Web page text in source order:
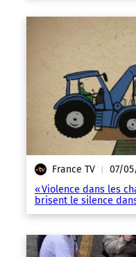
France TV | 07/
« Violence dans les
brisent le silence